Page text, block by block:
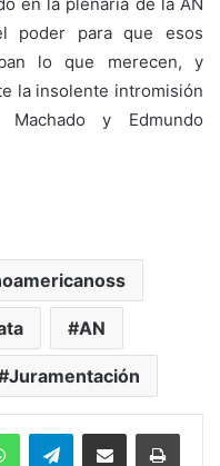
poder para que esos
lo que merecen, y
la insolente intromisión
y Edmundo
AN
Juramentación
WhatsAppTelegramCompartir por correo electrónico